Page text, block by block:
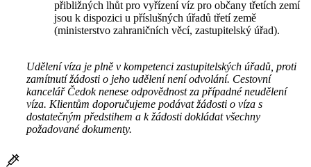
přibližných lhůt pro vyřízení víz pro občany třetích zemí
jsou k dispozici u příslušných úřadů třetí země
(ministerstvo zahraničních věcí, zastupitelský úřad).
Udělení víza je plně v kompetenci zastupitelských úřadů, proti
zamítnutí žádosti o jeho udělení není odvolání. Cestovní
kancelář Čedok nenese odpovědnost za případné neudělení
víza. Klientům doporučujeme podávat žádosti o víza s
dostatečným předstihem a k žádosti dokládat všechny
požadované dokumenty.